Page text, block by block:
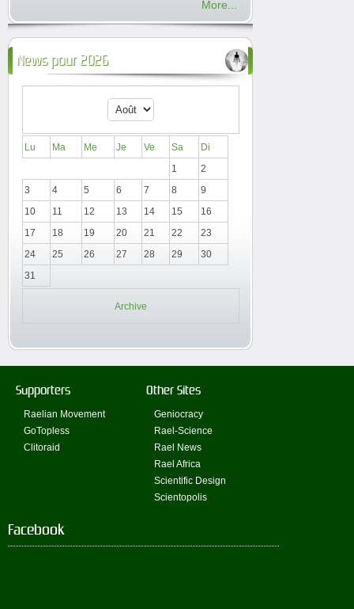
More...
News pour 2026
Lu Ma Me Je Ve Sa
Di
1
2
3
4 5 6 7 8
9
10
11 12 13 14 15
16
17
18 19 20 21 22
23
24
25 26 27 28 29
30
31
Archive
Supporters
Raelian Movement
GoTopless
Clitoraid
Other Sites
Geniocracy
Rael-Science
Rael News
Rael Africa
Scientific Design
Scientopolis
Facebook